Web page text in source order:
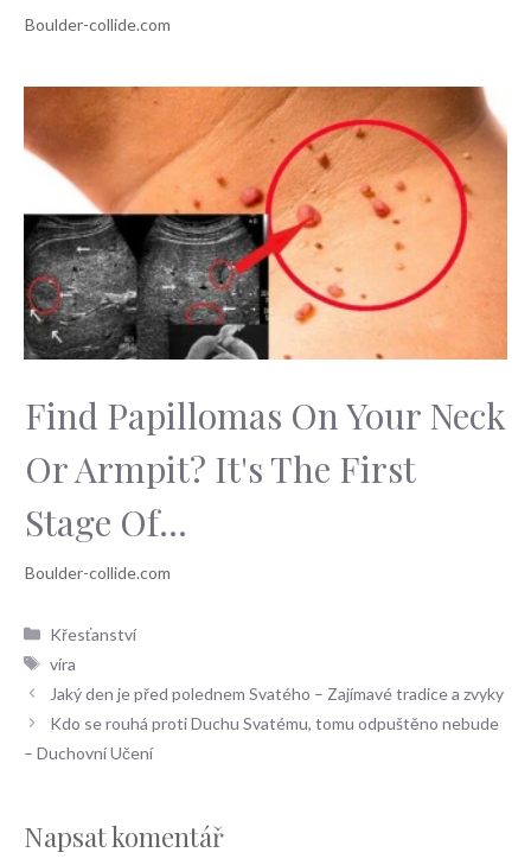
Find Papillomas On Your Neck
Or Armpit? It's The First
Stage Of...
Rubriky
Křesťanství
Štítky
víra
Jaký den je před polednem Svatého – Zajímavé tradice a zvyky
Kdo se rouhá proti Duchu Svatému, tomu odpuštěno nebude
– Duchovní Učení
Napsat komentář